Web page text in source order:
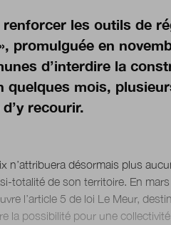
renforcer les outils de
promulguée en
d’interdire la
quelques mois,
recourir.
n’attribuera désormais plus
totalité de son territoire. En
l’article 5 de loi Le Meur,
la possibilité pour une